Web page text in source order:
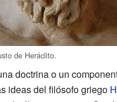
de Heráclito.
doctrina o un
ideas del filósofo griego